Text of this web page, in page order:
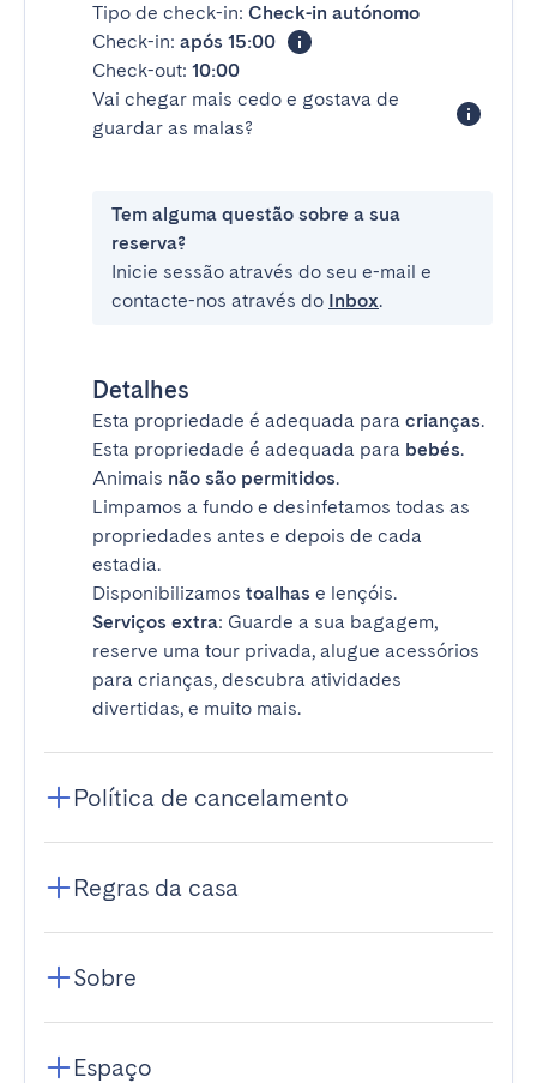
Tipo de check-in: Check-in autónomo
Check-in: após 15:00
Check-out: 10:00
Vai chegar mais cedo e gostava de
guardar as malas?
Tem alguma questão sobre a sua
reserva?
Inicie sessão através do seu e-mail e
contacte-nos através do Inbox.
Detalhes
Esta propriedade é adequada para crianças.
Esta propriedade é adequada para bebés.
Animais não são permitidos.
Limpamos a fundo e desinfetamos todas as
propriedades antes e depois de cada
estadia.
Disponibilizamos toalhas e lençóis.
Serviços extra: Guarde a sua bagagem,
reserve uma tour privada, alugue acessórios
para crianças, descubra atividades
divertidas, e muito mais.
Política de cancelamento
Regras da casa
Sobre
Espaço